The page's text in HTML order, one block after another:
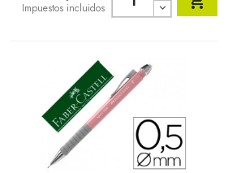
Impuestos incluidos